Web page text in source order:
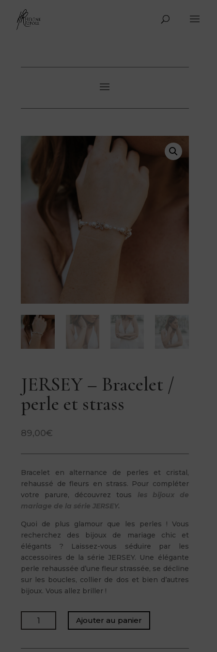
JERSEY – Bracelet /
perle et strass
89,00€
Bracelet en alternance de perles et cristal,
rehaussé de fleurs en strass. Pour compléter
votre parure, découvrez tous les bijoux de
mariage de la série JERSEY.
Quoi de plus glamour que les perles ! Vous
recherchez des bijoux de mariage chic et
élégants ? Laissez-vous séduire par les
accessoires de la série JERSEY. Une élégante
perle rehaussée d’une fleur strassée, se décline
sur les boucles, collier de dos et bien d’autres
bijoux. Vous allez briller !
quantité
de
-
Ajouter au panier